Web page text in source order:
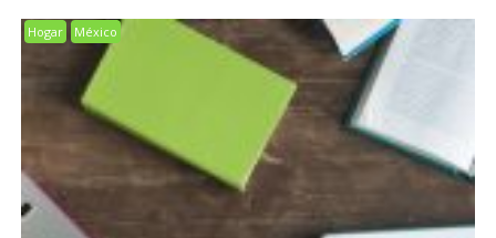
Hogar México